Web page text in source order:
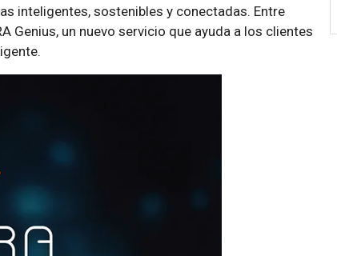
inteligentes, sostenibles y conectadas. Entre
Genius, un nuevo servicio que ayuda a los clientes